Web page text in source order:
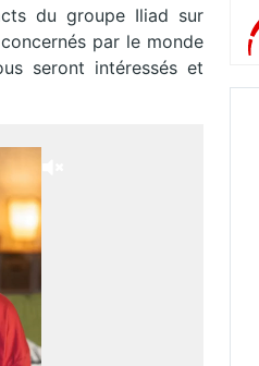
du groupe Iliad sur
par le monde
seront intéressés et